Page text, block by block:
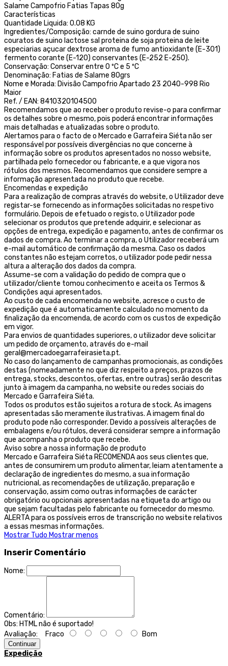
Salame Campofrio Fatias Tapas 80g
Características
Quantidade Liquida: 0.08 KG
Ingredientes/Composição: carnde de suino gordura de suino
couratos de suino lactose sal proteina de soja proteina de leite
especiarias açucar dextrose aroma de fumo antioxidante (E-301)
fermento corante (E-120) conservantes (E-252 E-250).
Conservação: Conservar entre 0 ºC e 5 ºC
Denominação: Fatias de Salame 80grs
Nome e Morada: Divisão Campofrio Apartado 23 2040-998 Rio
Maior
Ref. / EAN: 8410320104500
Recomendamos que ao receber o produto revise-o para confirmar
os detalhes sobre o mesmo, pois poderá encontrar informações
mais detalhadas e atualizadas sobre o produto.
Alertamos para o facto de o Mercado e Garrafeira Siéta não ser
responsável por possíveis divergências no que concerne à
informação sobre os produtos apresentados no nosso website,
partilhada pelo fornecedor ou fabricante, e a que vigora nos
rótulos dos mesmos. Recomendamos que considere sempre a
informação apresentada no produto que recebe.
Encomendas e expedição
Para a realização de compras através do website, o Utilizador deve
registar-se fornecendo as informações solicitadas no respetivo
formulário. Depois de efetuado o registo, o Utilizador pode
selecionar os produtos que pretende adquirir, e selecionar as
opções de entrega, expedição e pagamento, antes de confirmar os
dados de compra. Ao terminar a compra, o Utilizador receberá um
e-mail automático de confirmação da mesma. Caso os dados
constantes não estejam corretos, o utilizador pode pedir nessa
altura a alteração dos dados da compra.
Assume-se com a validação do pedido de compra que o
utilizador/cliente tomou conhecimento e aceita os Termos &
Condições aqui apresentados.
Ao custo de cada encomenda no website, acresce o custo de
expedição que é automaticamente calculado no momento da
finalização da encomenda, de acordo com os custos de expedição
em vigor.
Para envios de quantidades superiores, o utilizador deve solicitar
um pedido de orçamento, através do e-mail
geral@mercadoegarrafeirasieta.pt.
No caso do lançamento de campanhas promocionais, as condições
destas (nomeadamente no que diz respeito a preços, prazos de
entrega, stocks, descontos, ofertas, entre outras) serão descritas
junto à imagem da campanha, no website ou redes sociais do
Mercado e Garrafeira Siéta.
Todos os produtos estão sujeitos a rotura de stock. As imagens
apresentadas são meramente ilustrativas. A imagem final do
produto pode não corresponder. Devido a possíveis alterações de
embalagens e/ou rótulos, deverá considerar sempre a informação
que acompanha o produto que recebe.
Aviso sobre a nossa informação de produto
Mercado e Garrafeira Siéta RECOMENDA aos seus clientes que,
antes de consumirem um produto alimentar, leiam atentamente a
declaração de ingredientes do mesmo, a sua informação
nutricional, as recomendações de utilização, preparação e
conservação, assim como outras informações de carácter
obrigatório ou opcionais apresentadas na etiqueta do artigo ou
que sejam facultadas pelo fabricante ou fornecedor do mesmo.
ALERTA para os possíveis erros de transcrição no website relativos
a essas mesmas informações.
Mostrar Tudo Mostrar menos
Inserir Comentário
Nome:
Comentário:
Obs: HTML não é suportado!
Avaliação: Fraco Bom
Continuar
Expedição